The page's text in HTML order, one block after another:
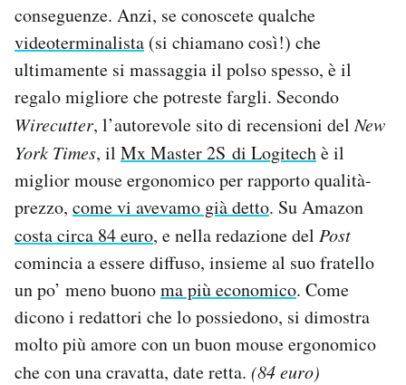
conseguenze. Anzi, se conoscete qualche
videoterminalista (si chiamano così!) che
ultimamente si massaggia il polso spesso, è il
regalo migliore che potreste fargli. Secondo
Wirecutter, l’autorevole sito di recensioni delNew
York Times, il Mx Master 2S di Logitechè il
miglior mouse ergonomico per rapporto qualità-
prezzo, come vi avevamo già detto. Su Amazon
costa circa 84 euro, e nella redazione del Post
comincia a essere diffuso, insieme al suo fratello
un po’ meno buonoma più economico. Come
dicono i redattori che lo possiedono, si dimostra
molto più amore con un buon mouse ergonomico
che con una cravatta, date retta. (84 euro)